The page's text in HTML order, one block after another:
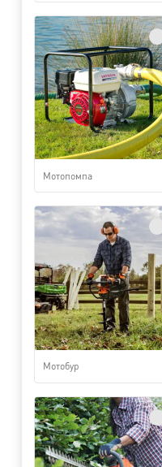
Мотопомпа
Мотобур